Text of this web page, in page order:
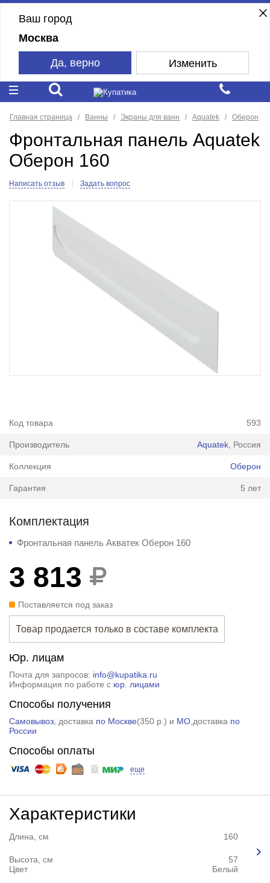
Ваш город
Москва
Да, верно Изменить
Главная страница Ванны Экраны для ванн Aquatek Оберон
Фронтальная панель Aquatek
Оберон 160
Написать отзыв Задать вопрос
Код товара 593
Производитель Aquatek , Россия
Коллекция Оберон
Гарантия 5 лет
Комплектация
Фронтальная панель Акватек Оберон 160
3 813
Поставляется под заказ
Товар продается только в составе комплекта
Юр. лицам
Почта для запросов: info@kupatika.ru
Информация по работе с юр. лицами
Способы получения
Самовывоз, доставка по Москве(350 р. ) и МО,доставка по
России
Способы оплаты
еще
Характеристики
Длина, см 160
Высота, см
57
Цвет
Белый